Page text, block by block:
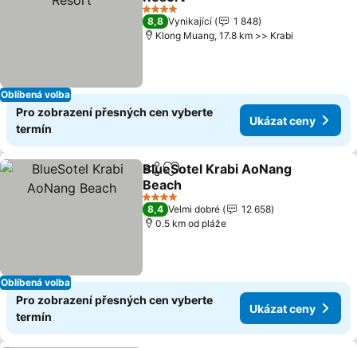
Oblíbená volba
4 Počet hvězdiček
8,8 Vynikající
1 848
Klong Muang, 17.8 km >> Krabi
Pro zobrazení přesných cen vyberte
termín
Ukázat ceny
Oblíbená volba
SdíletPřidat na seznam oblíbených
BlueSotel Krabi AoNang
Beach
4 Počet hvězdiček
8,4 Velmi dobré
12 658
0.5 km od pláže
Pro zobrazení přesných cen vyberte
termín
Ukázat ceny